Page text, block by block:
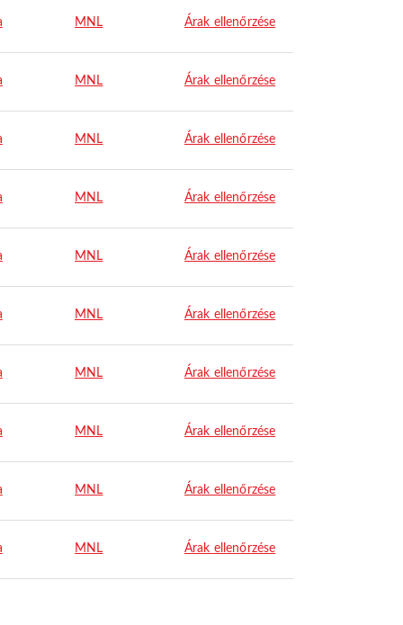
MNL Árak ellenőrzése
MNL Árak ellenőrzése
MNL Árak ellenőrzése
MNL Árak ellenőrzése
MNL Árak ellenőrzése
MNL Árak ellenőrzése
MNL Árak ellenőrzése
MNL Árak ellenőrzése
MNL Árak ellenőrzése
MNL Árak ellenőrzése